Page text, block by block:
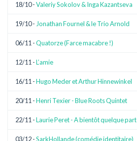
18/10 -Valeriy Sokolov & Inga Kazantseva
19/10 - Jonathan Fournel & le Trio Arnold
06/11 -Quatorze (Farce macabre !)
12/11 -L’amie
16/11 -Hugo Meder et Arthur Hinnewinkel
20/11 -Henri Texier - Blue Roots Quintet
22/11 -Laurie Peret - A bientôt quelque part
03/12 -SarkHollande (comédie identitaire)